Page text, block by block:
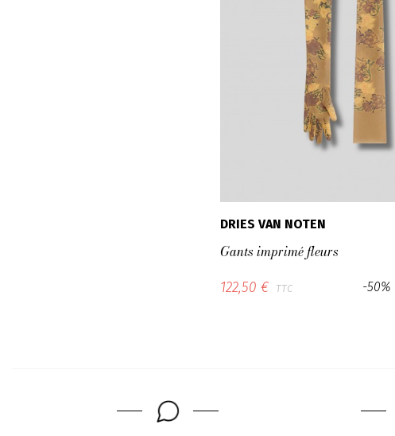
DRIES VAN NOTEN
Gants imprimé fleurs
-50%
122,50 € TTC